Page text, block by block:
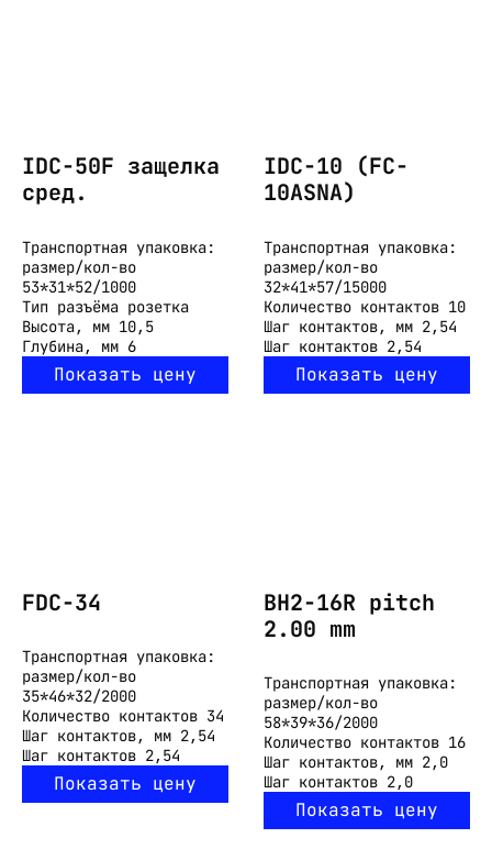
IDC-50F защелка
сред.
Транспортная упаковка:
размер/кол-во
53*31*52/1000
Тип разъёма розетка
Высота, мм 10,5
Глубина, мм 6
Показать цену
IDC-10 (FC-
10ASNA)
Транспортная упаковка:
размер/кол-во
32*41*57/15000
Количество контактов 10
Шаг контактов, мм 2,54
Шаг контактов 2,54
Показать цену
FDC-34
Транспортная упаковка:
размер/кол-во
35*46*32/2000
Количество контактов 34
Шаг контактов, мм 2,54
Шаг контактов 2,54
Показать цену
BH2-16R pitch
2.00 mm
Транспортная упаковка:
размер/кол-во
58*39*36/2000
Количество контактов 16
Шаг контактов, мм 2,0
Шаг контактов 2,0
Показать цену